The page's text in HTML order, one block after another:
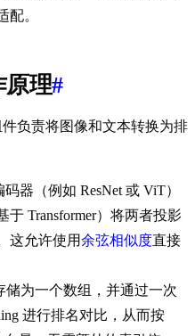
配。
原理#
负责将图像和文本转换为排
器（例如 ResNet 或 ViT）
Transformer）将两者投影
这允许使用余弦相似度直接
储为一个数组，并通过一次
进行排名对比，从而按